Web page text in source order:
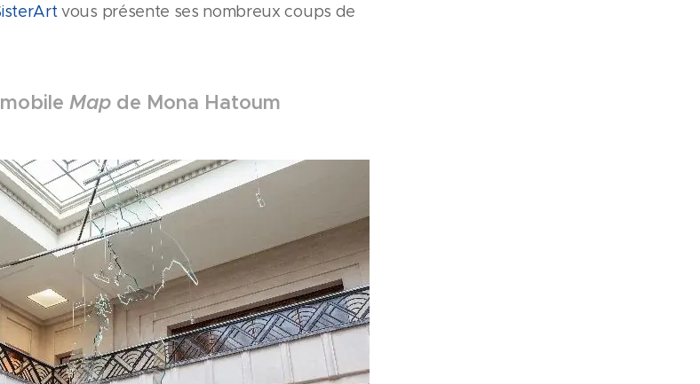
vous présente ses nombreux coups de
Map de Mona Hatoum